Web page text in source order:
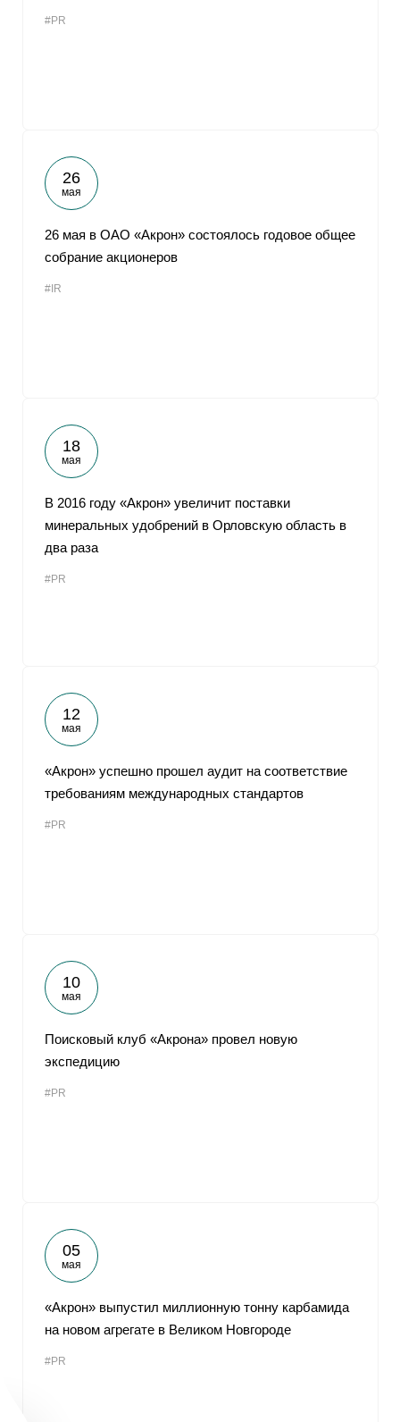
#PR
26
мая
26 мая в ОАО «Акрон» состоялось годовое общее
собрание акционеров
#IR
18
мая
В 2016 году «Акрон» увеличит поставки
минеральных удобрений в Орловскую область в
два раза
#PR
12
мая
«Акрон» успешно прошел аудит на соответствие
требованиям международных стандартов
#PR
10
мая
Поисковый клуб «Акрона» провел новую
экспедицию
#PR
05
мая
«Акрон» выпустил миллионную тонну карбамида
на новом агрегате в Великом Новгороде
#PR